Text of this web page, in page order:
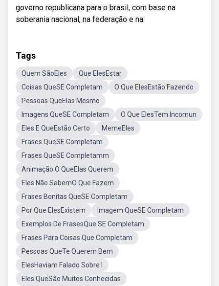
governo republicana para o brasil, com base na
soberania nacional, na federação e na.
Tags
Quem SãoEles
Que ElesEstar
Coisas QueSE Completam
O Que ElesEstão Fazendo
Pessoas QueElas Mesmo
Imagens QueSE Completam
O Que ElesTem Incomun
Eles E QueEstão Certo
MemeEles
Frases QueSE Completam
Frases QueSE Completamm
Animação O QueElas Querem
Eles Não SabemO Que Fazem
Frases Bonitas QueSE Completam
Por Que ElesExistem
Imagem QueSE Completam
Exemplos De FrasesQue SE Completam
Frases Para Coisas Que Completam
Pessoas QueTe Querem Bem
ElesHaviam Falado Sobre I
Eles QueSão Muitos Conhecidas